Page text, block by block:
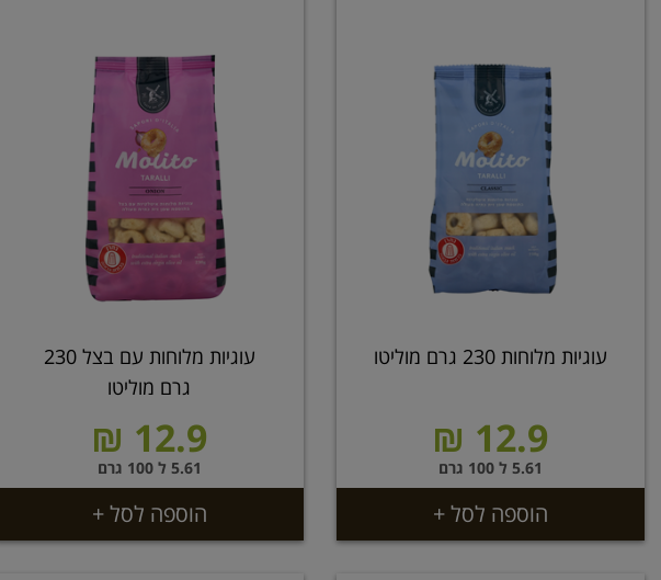
עוגיות מלוחות 230 גרם מוליטו
12.9 ₪
5.61 ל 100 גרם
הוספה לסל +
עוגיות מלוחות עם בצל 230
גרם מוליטו
12.9 ₪
5.61 ל 100 גרם
הוספה לסל +